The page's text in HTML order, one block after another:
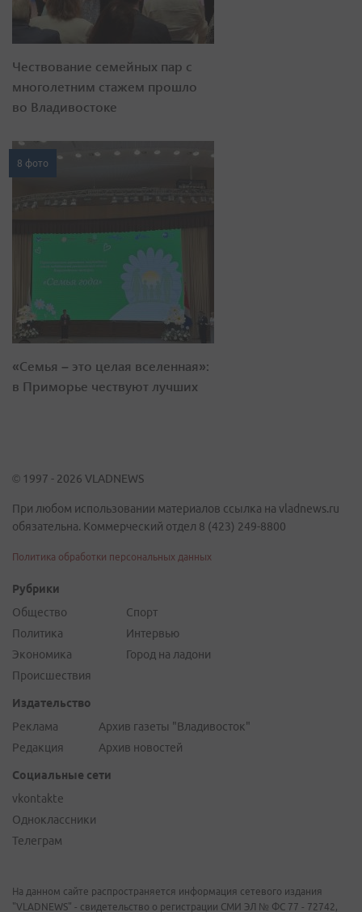
Чествование семейных пар с
многолетним стажем прошло
во Владивостоке
8 фото
«Семья – это целая вселенная»:
в Приморье чествуют лучших
© 1997 - 2026 VLADNEWS
При любом использовании материалов ссылка на vladnews.ru
обязательна. Коммерческий отдел 8 (423) 249-8800
Политика обработки персональных данных
Рубрики
Общество
Политика
Экономика
Происшествия
Спорт
Интервью
Город на ладони
Издательство
Реклама
Редакция
Архив газеты "Владивосток"
Архив новостей
Социальные сети
vkontakte
Одноклассники
Телеграм
На данном сайте распространяется информация сетевого издания
"VLADNEWS" - свидетельство о регистрации СМИ ЭЛ № ФС 77 - 72742,